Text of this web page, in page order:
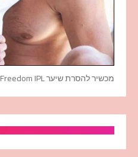
מכשיר להסרת שיער Silkn Flash & Go Freedom IPL